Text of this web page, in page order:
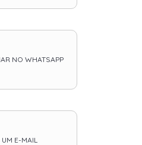
NO WHATSAPP
UM E-MAIL